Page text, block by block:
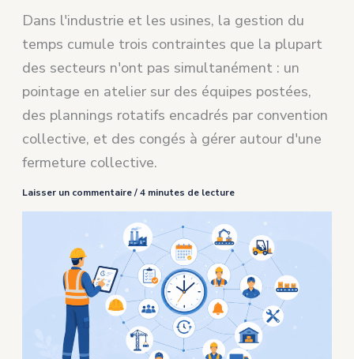
Dans l'industrie et les usines, la gestion du
temps cumule trois contraintes que la plupart
des secteurs n'ont pas simultanément : un
pointage en atelier sur des équipes postées,
des plannings rotatifs encadrés par convention
collective, et des congés à gérer autour d'une
fermeture collective.
Laisser un commentaire/4 minutes de lecture